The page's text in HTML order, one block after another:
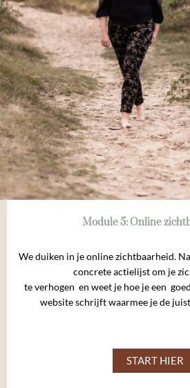
Module 5: Online
We duiken in je online zichtbaarheid.
concrete actielijst om je
te verhogen en weet je hoe je een
website schrijft waarmee je de
START HIER